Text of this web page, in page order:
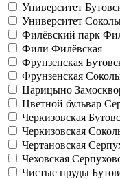
Университет
Университет
Филёвский парк
Фили Филёвская
Фрунзенская
Фрунзенская
Царицыно
Цветной бульвар
Черкизовская
Черкизовская
Чертановская
Чеховская
Чистые пруды